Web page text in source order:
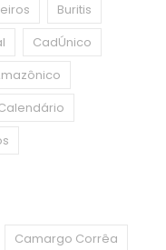
Buritis
CadÚnico
Camargo Corrêa